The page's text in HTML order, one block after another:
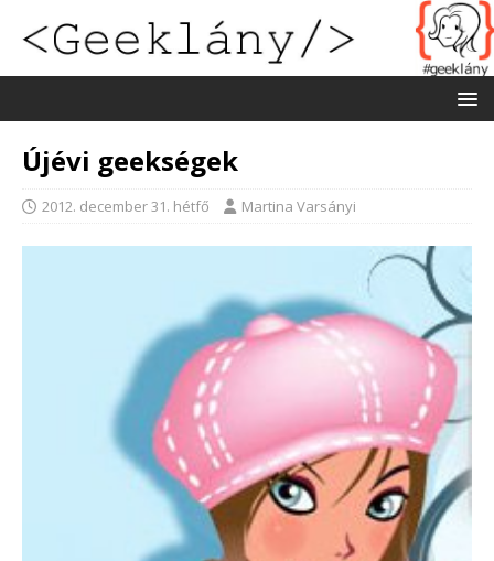
Újévi geekségek
2012. december 31. hétfő Martina Varsányi